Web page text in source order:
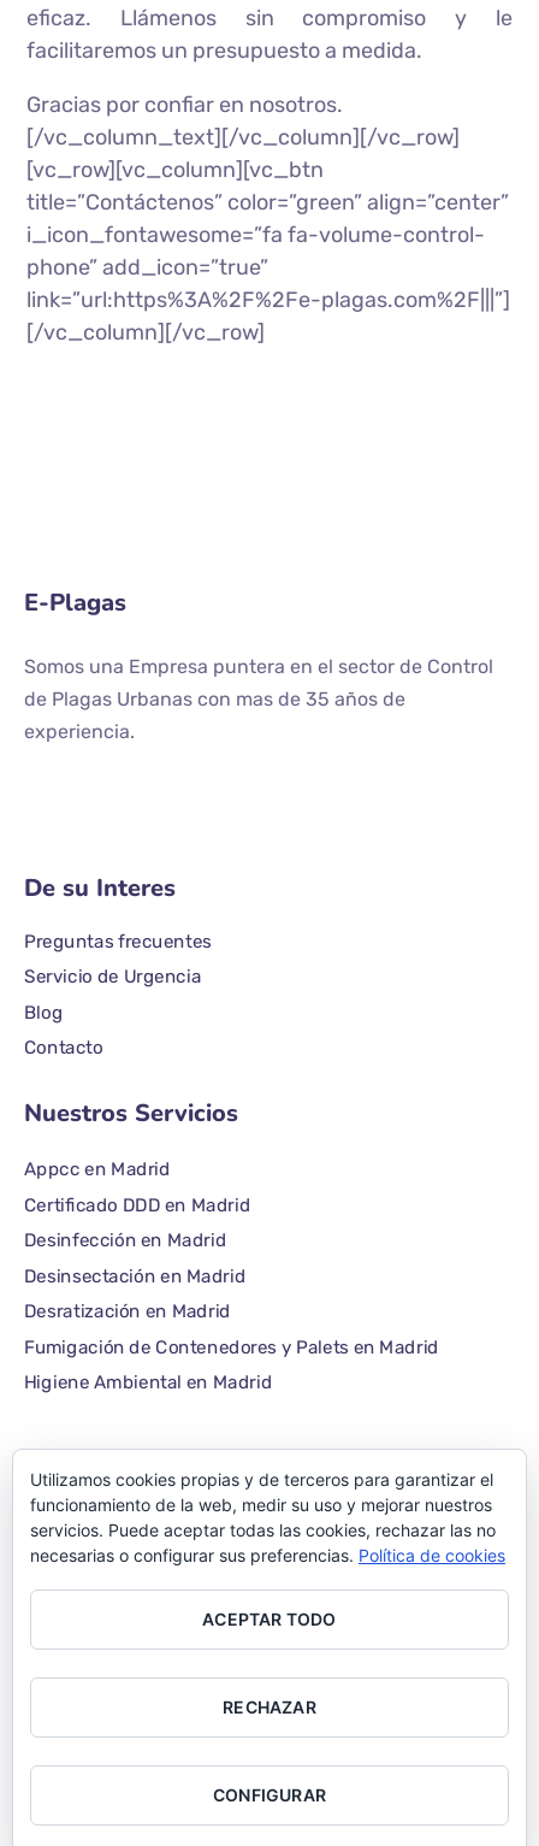
eficaz. Llámenos sin compromiso y le
facilitaremos un presupuesto a medida.
Gracias por confiar en nosotros.
[/vc_column_text][/vc_column][/vc_row]
[vc_row][vc_column][vc_btn
title=”Contáctenos” color=”green” align=”center”
i_icon_fontawesome=”fa fa-volume-control-
phone” add_icon=”true”
link=”url:https%3A%2F%2Fe-plagas.com%2F|||”]
[/vc_column][/vc_row]
E-Plagas
Somos una Empresa puntera en el sector de Control
de Plagas Urbanas con mas de 35 años de
experiencia.
De su Interes
Preguntas frecuentes
Servicio de Urgencia
Blog
Contacto
Nuestros Servicios
Appcc en Madrid
Certificado DDD en Madrid
Desinfección en Madrid
Desinsectación en Madrid
Desratización en Madrid
Fumigación de Contenedores y Palets en Madrid
Higiene Ambiental en Madrid
©1986 – 2022 — E-plagas.com
Empresa de control de
plagas de Madrid –
Todos los derechos
reservados
Utilizamos cookies propias y de terceros para garantizar el
funcionamiento de la web, medir su uso y mejorar nuestros
servicios. Puede aceptar todas las cookies, rechazar las no
necesarias o configurar sus preferencias. Política de cookies
ACEPTAR TODO
RECHAZAR
CONFIGURAR